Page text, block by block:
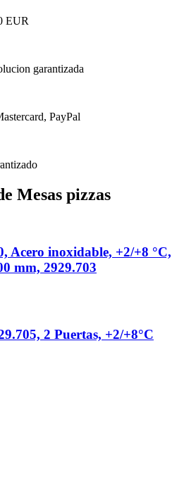
EUR
garantizada
PayPal
Mesas pizzas
Acero inoxidable, +2/+8 °C,
mm, 2929.703
2 Puertas, +2/+8°C